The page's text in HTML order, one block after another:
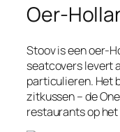
Oer-
Stoov is een oer-
seatcovers levert
particulieren. Het
zitkussen – de
restaurants op